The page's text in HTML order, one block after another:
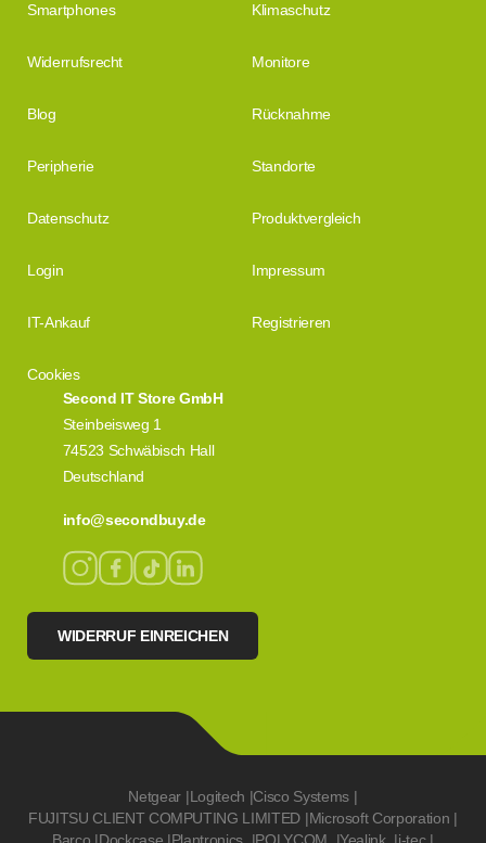
Second IT Store GmbH
Steinbeisweg 1
74523 Schwäbisch Hall
Deutschland
info@secondbuy.de
WIDERRUF EINREICHEN
Smartphones Klimaschutz
Widerrufsrecht Monitore
Blog Rücknahme
Peripherie Standorte
Datenschutz Produktvergleich
Login Impressum
IT-Ankauf Registrieren
Cookies
Netgear |Logitech |Cisco Systems |
FUJITSU CLIENT COMPUTING LIMITED |Microsoft Corporation |